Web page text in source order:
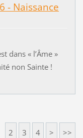
- Naissance
dans « l’Âme »
non Sainte !
2 3 4 > >>